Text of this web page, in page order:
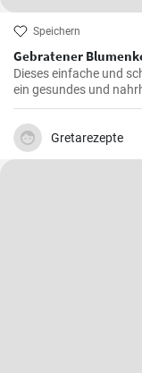
Speichern
Gebratener
Dieses einfache und
ein gesundes und
erhält der Blumenkohl
Geschmack.
Gretarezepte